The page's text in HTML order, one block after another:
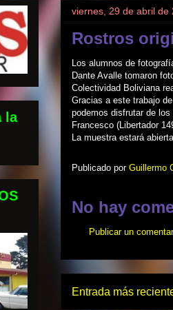
viernes, 29 de abril de
Rostros
Los alumnos de
Dante Avalle tomaron
Colectividad Boliviana
Gracias a este trabajo
podemos disfrutar de
Francesco (Libertador
La muestra estará
Publicado por Guillermo
No hay
Publicar un
Entrada más
la